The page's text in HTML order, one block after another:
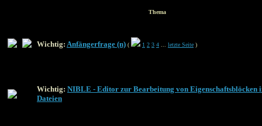
Thema
Wichtig: Anfängerfrage (n) ( 1 2 3 4 letzte Seite )
Wichtig: NIBLE - Editor zur Bearbeitung von Eigenschaftsblöcken
Dateien